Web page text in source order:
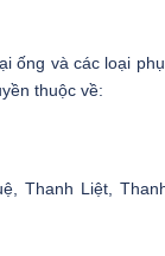
ống và các loại
thuộc về:
Thanh Liệt,